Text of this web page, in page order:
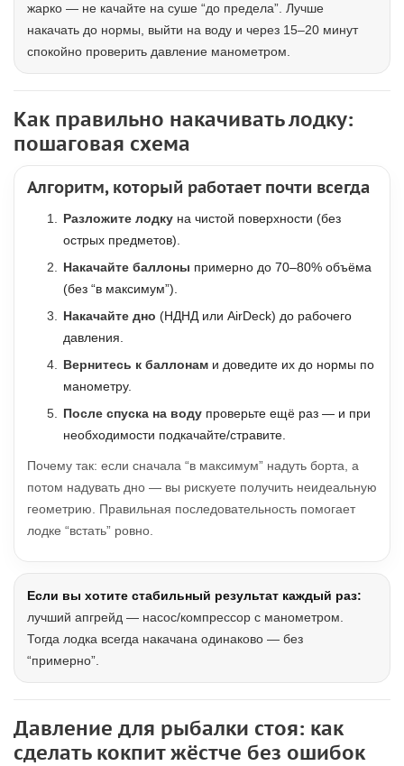
жарко — не качайте на суше “до предела”. Лучше
накачать до нормы, выйти на воду и через 15–20 минут
спокойно проверить давление манометром.
Как правильно накачивать лодку:
пошаговая схема
Алгоритм, который работает почти всегда
Разложите лодку на чистой поверхности (без
острых предметов).
Накачайте баллоны примерно до 70–80% объёма
(без “в максимум”).
Накачайте дно (НДНД или AirDeck) до рабочего
давления.
Вернитесь к баллонам и доведите их до нормы по
манометру.
После спуска на воду проверьте ещё раз — и при
необходимости подкачайте/стравите.
Почему так: если сначала “в максимум” надуть борта, а
потом надувать дно — вы рискуете получить неидеальную
геометрию. Правильная последовательность помогает
лодке “встать” ровно.
Если вы хотите стабильный результат каждый раз:
лучший апгрейд — насос/компрессор с манометром.
Тогда лодка всегда накачана одинаково — без
“примерно”.
Давление для рыбалки стоя: как
сделать кокпит жёстче без ошибок